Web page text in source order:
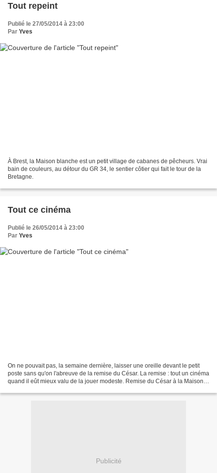
Tout repeint
Publié le 27/05/2014 à 23:00
Par Yves
À Brest, la Maison blanche est un petit village de cabanes de pêcheurs. Vrai
bain de couleurs, au détour du GR 34, le sentier côtier qui fait le tour de la
Bretagne.
Tout ce cinéma
Publié le 26/05/2014 à 23:00
Par Yves
On ne pouvait pas, la semaine dernière, laisser une oreille devant le petit
poste sans qu'on l'abreuve de la remise du César. La remise : tout un cinéma
quand il eût mieux valu de la jouer modeste. Remise du César à la Maison
Publicité